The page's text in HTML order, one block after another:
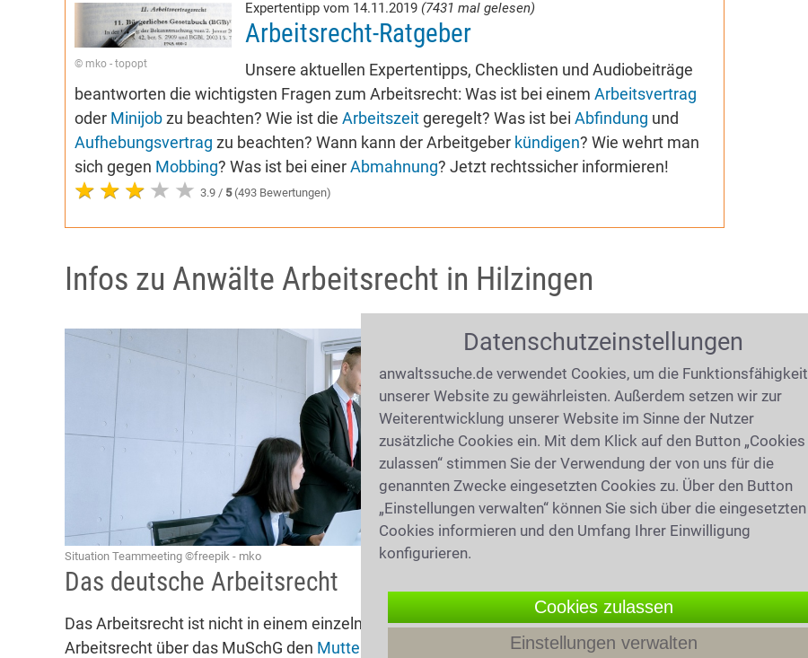
© mko - topopt
Expertentipp vom 14.11.2019 (7431 mal gelesen)
Arbeitsrecht-Ratgeber
Unsere aktuellen Expertentipps, Checklisten und Audiobeiträge
beantworten die wichtigsten Fragen zum Arbeitsrecht: Was ist bei einem Arbeitsvertrag
oder Minijobzu beachten? Wie ist die Arbeitszeitgeregelt? Was ist bei Abfindung und
Aufhebungsvertrag zu beachten? Wann kann der Arbeitgeber kündigen? Wie wehrt man
sich gegen Mobbing? Was ist bei einerAbmahnung? Jetzt rechtssicher informieren!
3.9 / 5(493 Bewertungen)
Infos zu Anwälte Arbeitsrecht in Hilzingen
Situation Teammeeting ©freepik - mko
Das deutsche Arbeitsrecht
Das Arbeitsrecht ist nicht in einem einzelnen Gesetzbuch zusammengefasst. So regelt das
Arbeitsrecht über das MuSchG den Mutterschutz . Auch die spätereElternzeitist durch ein
Datenschutzeinstellungen
anwaltssuche.de verwendet Cookies, um die Funktionsfähigkeit
unserer Website zu gewährleisten. Außerdem setzen wir zur
Weiterentwicklung unserer Website im Sinne der Nutzer
zusätzliche Cookies ein. Mit dem Klick auf den Button „Cookies
zulassen“ stimmen Sie der Verwendung der von uns für die
genannten Zwecke eingesetzten Cookies zu. Über den Button
„Einstellungen verwalten“ können Sie sich über die eingesetzten
Cookies informieren und den Umfang Ihrer Einwilligung
konfigurieren.
Cookies zulassen
Einstellungen verwalten